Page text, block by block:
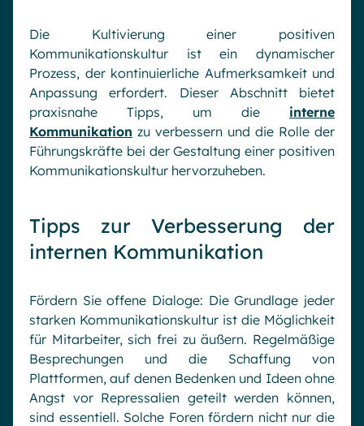
Die Kultivierung einer positiven
Kommunikationskultur ist ein dynamischer
Prozess, der kontinuierliche Aufmerksamkeit und
Anpassung erfordert. Dieser Abschnitt bietet
praxisnahe Tipps, um die interne
Kommunikation zu verbessern und die Rolle der
Führungskräfte bei der Gestaltung einer positiven
Kommunikationskultur hervorzuheben.
Tipps zur Verbesserung der
internen Kommunikation
Fördern Sie offene Dialoge: Die Grundlage jeder
starken Kommunikationskultur ist die Möglichkeit
für Mitarbeiter, sich frei zu äußern. Regelmäßige
Besprechungen und die Schaffung von
Plattformen, auf denen Bedenken und Ideen ohne
Angst vor Repressalien geteilt werden können,
sind essentiell. Solche Foren fördern nicht nur die